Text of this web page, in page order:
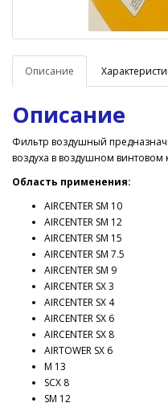
Описание
Описание
Фильтр воздушный
воздуха в воздушном винтовом
Область применения:
AIRCENTER SM 10
AIRCENTER SM 12
AIRCENTER SM 15
AIRCENTER SM 7.5
AIRCENTER SM 9
AIRCENTER SX 3
AIRCENTER SX 4
AIRCENTER SX 6
AIRCENTER SX 8
AIRTOWER SX 6
M 13
SCX 8
SM 12